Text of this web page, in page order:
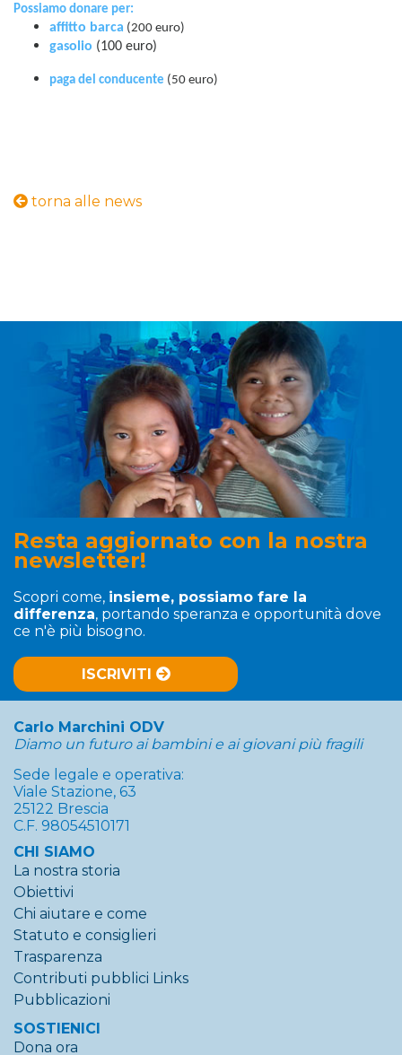
Possiamo donare per:
affitto barca (200 euro)
gasolio (100 euro)
paga del conducente (50 euro)
torna alle news
Resta aggiornato con la nostra
newsletter!
Scopri come, insieme, possiamo fare la
differenza, portando speranza e opportunità dove
ce n'è più bisogno.
ISCRIVITI
Carlo Marchini ODV
Diamo un futuro ai bambini e ai giovani più fragili
Sede legale e operativa:
Viale Stazione, 63
25122 Brescia
C.F. 98054510171
CHI SIAMO
La nostra storia
Obiettivi
Chi aiutare e come
Statuto e consiglieri
Trasparenza
Contributi pubblici Links
Pubblicazioni
SOSTIENICI
Dona ora